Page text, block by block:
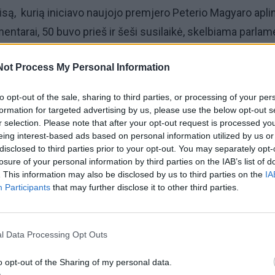
Process My Personal Information
opt-out of the sale, sharing to third parties, or processing of your
for targeted advertising by us, please use the below opt-out
selection. Please note that after your opt-out request is processed
interest-based ads based on personal information utilized by us
to third parties prior to your opt-out. You may separately
of your personal information by third parties on the IAB’s list of
This information may also be disclosed by us to third parties on the
Participants that may further disclose it to other third parties.
Data Processing Opt Outs
opt-out of the Sharing of my personal data.
kurią iniciavo naujojo premjero Peterio Magyaro
50 buvo prieš ir šeši susilaikė, skelbiama
premjeru bent aštuonerius metus. V. Orbanas
– nuo 1998 iki 2002-ųjų ir nuo 2010 iki 2026-ųjų.
ir naujajam ministrui pirmininkui Peteriui Magyarui.
ilgiau kaip dvi pilnas kadencijas.
ribojimas šiuolaikinėse demokratijose yra neįprastas.
„Tisza“ partijos rinkimų kampaniją tai buvo vienas